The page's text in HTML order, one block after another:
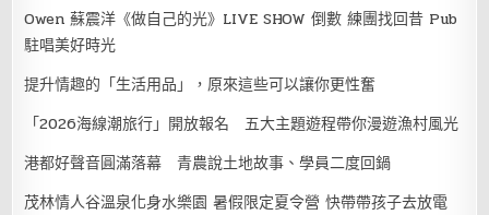
Owen 蘇震洋《做自己的光》LIVE SHOW 倒數 練團找回昔 Pub
駐唱美好時光
提升情趣的「生活用品」，原來這些可以讓你更性奮
「2026海線潮旅行」開放報名 五大主題遊程帶你漫遊漁村風光
港都好聲音圓滿落幕 青農說土地故事、學員二度回鍋
茂林情人谷溫泉化身水樂園 暑假限定夏令營 快帶帶孩子去放電